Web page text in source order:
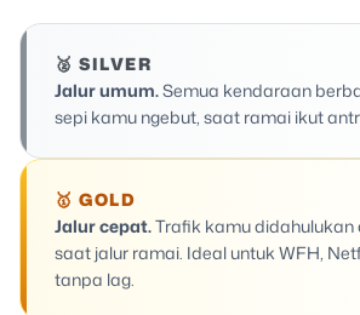
🥈 SILVER
Jalur umum.Semua kendaraan
sepi kamu ngebut, saat ramai ikut
🥇 GOLD
Jalur cepat.Trafik kamu didahulukan
saat jalur ramai. Ideal untuk WFH,
tanpa lag.